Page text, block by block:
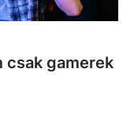
csak gamerek